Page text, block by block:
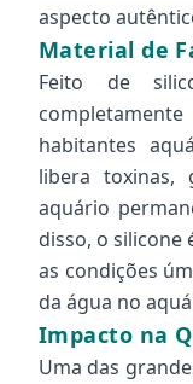
aspecto
Material de
Feito de
habitantes
libera toxinas,
aquário
disso, o silicone
as condições
da água no
Impacto na
Uma das